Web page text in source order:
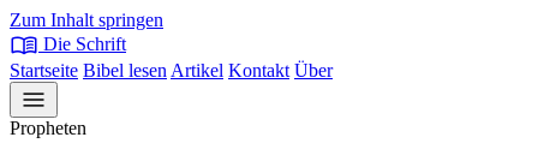
Zum Inhalt springen
menu_book Die Schrift
Startseite Bibel lesen Artikel Kontakt Über
menu
Propheten